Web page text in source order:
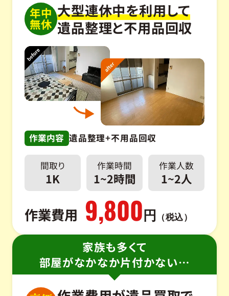
年中
無休
大型連休中を利用して
遺品整理と不用品回収
作業内容 遺品整理+不用品回収
間取り
1K
作業時間
1~2時間
作業人数
1~2人
作業費用 9,800 円 （税込）
家族も多くて
部屋がなかなか片付かない…